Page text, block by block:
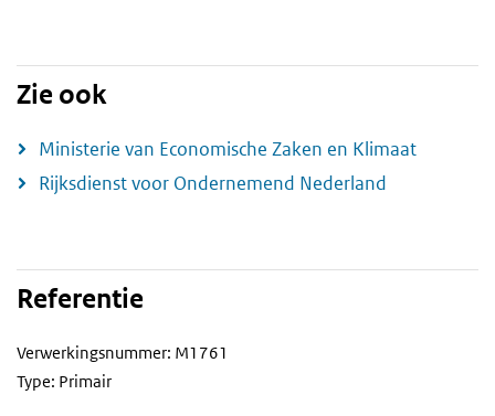
Zie ook
Ministerie van Economische Zaken en Klimaat
Rijksdienst voor Ondernemend Nederland
Referentie
Verwerkingsnummer: M1761
Type: Primair